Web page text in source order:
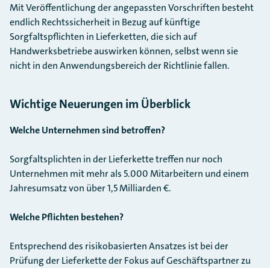
Mit Veröffentlichung der angepassten Vorschriften besteht
endlich Rechtssicherheit in Bezug auf künftige
Sorgfaltspflichten in Lieferketten, die sich auf
Handwerksbetriebe auswirken können, selbst wenn sie
nicht in den Anwendungsbereich der Richtlinie fallen.
Wichtige Neuerungen im Überblick
Welche Unternehmen sind betroffen?
Sorgfaltsplichten in der Lieferkette treffen nur noch
Unternehmen mit mehr als 5.000 Mitarbeitern und einem
Jahresumsatz von über 1,5 Milliarden €.
Welche Pflichten bestehen?
Entsprechend des risikobasierten Ansatzes ist bei der
Prüfung der Lieferkette der Fokus auf Geschäftspartner zu